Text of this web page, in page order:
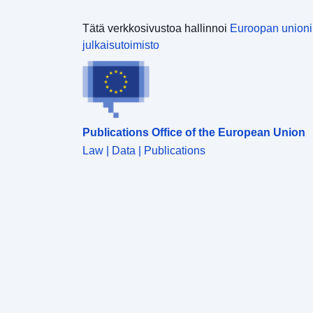
Tätä verkkosivustoa hallinnoi Euroopan
julkaisutoimisto
Publications Office of the European Union
Law | Data | Publications